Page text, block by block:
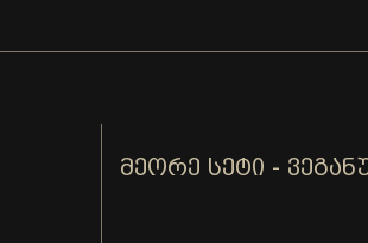
ᲛᲔᲝᲠᲔ ᲡᲔᲢᲘ -